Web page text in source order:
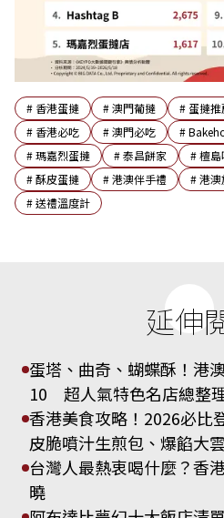
# 香港蛋撻 #澳門葡撻 # 蛋撻推
# 香港必吃 #澳門必吃 #
#瑪嘉烈蛋撻 #泰昌餅家 #檀島
#酥皮蛋撻 #港澳伴手禮 #港澳
#送禮溫度計
延伸
蛋塔、曲奇、蝴蝶酥！港
10 超人氣特色名店總整
香港美食攻略！2026必比
皮脆噴汁生煎包、爆餡大
台灣人最熱衷喝什麼？香
曉